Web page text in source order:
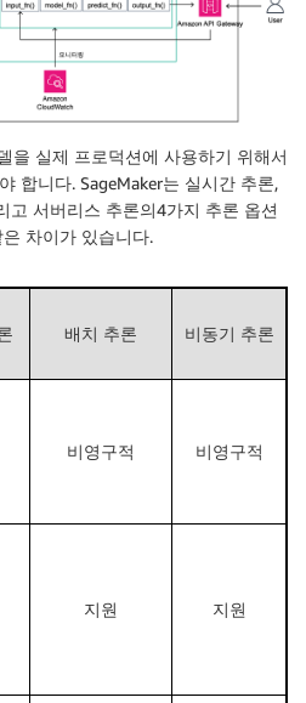
을 실제 프로덕션에 사용하기 위해서
합니다. SageMaker는 실시간 추론,
고 서버리스 추론의4가지 추론 옵션
차이가 있습니다.
배치 추론 비동기 추론
비영구적 비영구적
지원 지원